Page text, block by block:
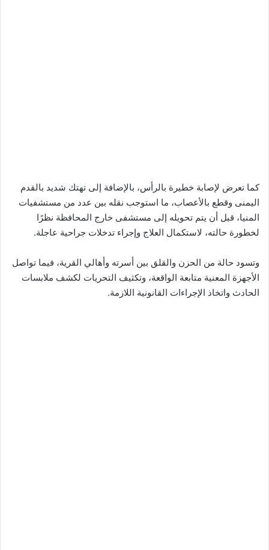
كما تعرض لإصابة خطيرة بالرأس، بالإضافة إلى تهتك شديد بالقدم
اليمنى وقطع بالأعصاب، ما استوجب نقله بين عدد من مستشفيات
المنيا، قبل أن يتم تحويله إلى مستشفى خارج المحافظة نظرًا
لخطورة حالته، لاستكمال العلاج وإجراء تدخلات جراحية عاجلة.
وتسود حالة من الحزن والقلق بين أسرته وأهالي القرية، فيما تواصل
الأجهزة المعنية متابعة الواقعة، وتكثيف التحريات لكشف ملابسات
الحادث واتخاذ الإجراءات القانونية اللازمة.